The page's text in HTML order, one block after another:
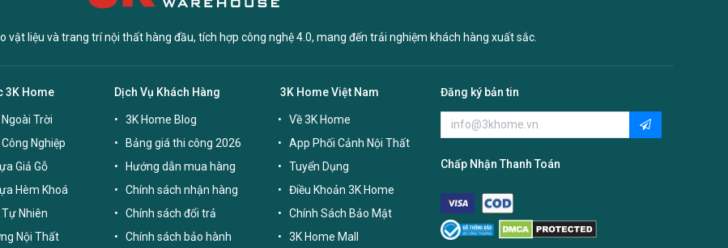
vật liệu và trang trí nội thất hàng đầu, tích hợp công nghệ 4.0, mang đến trải nghiệm khách hàng xuất sắc.
3K Home
Trời
Nghiệp
Giả Gỗ
Hèm Khoá
Nhiên
Nội Thất
Dịch Vụ Khách Hàng
3K Home Blog
Bảng giá thi công 2026
Hướng dẫn mua hàng
Chính sách nhận hàng
Chính sách đổi trả
Chính sách bảo hành
3K Home Việt Nam
Về 3K Home
App Phối Cảnh Nội Thất
Tuyển Dụng
Điều Khoản 3K Home
Chính Sách Bảo Mật
3K Home Mall
Đăng ký bản tin
Chấp Nhận Thanh Toán